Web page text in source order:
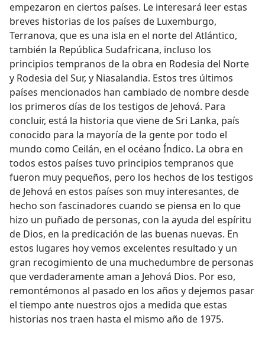
empezaron en ciertos países. Le interesará leer estas
breves historias de los países de Luxemburgo,
Terranova, que es una isla en el norte del Atlántico,
también la República Sudafricana, incluso los
principios tempranos de la obra en Rodesia del Norte
y Rodesia del Sur, y Niasalandia. Estos tres últimos
países mencionados han cambiado de nombre desde
los primeros días de los testigos de Jehová. Para
concluir, está la historia que viene de Sri Lanka, país
conocido para la mayoría de la gente por todo el
mundo como Ceilán, en el océano Índico. La obra en
todos estos países tuvo principios tempranos que
fueron muy pequeños, pero los hechos de los testigos
de Jehová en estos países son muy interesantes, de
hecho son fascinadores cuando se piensa en lo que
hizo un puñado de personas, con la ayuda del espíritu
de Dios, en la predicación de las buenas nuevas. En
estos lugares hoy vemos excelentes resultado y un
gran recogimiento de una muchedumbre de personas
que verdaderamente aman a Jehová Dios. Por eso,
remontémonos al pasado en los años y dejemos pasar
el tiempo ante nuestros ojos a medida que estas
historias nos traen hasta el mismo año de 1975.